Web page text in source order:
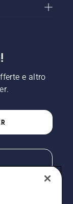
e altro